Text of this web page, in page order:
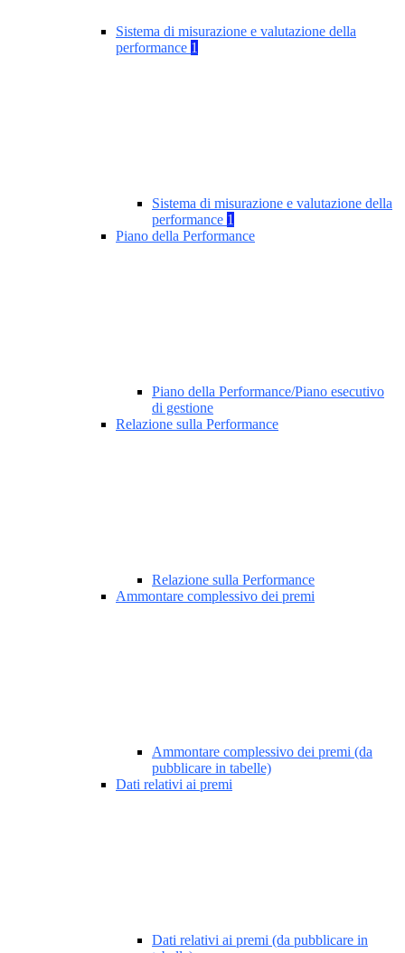
Sistema di misurazione e valutazione della
performance 1
Sistema di misurazione e valutazione della
performance 1
Piano della Performance
Piano della Performance/Piano esecutivo
di gestione
Relazione sulla Performance
Relazione sulla Performance
Ammontare complessivo dei premi
Ammontare complessivo dei premi (da
pubblicare in tabelle)
Dati relativi ai premi
Dati relativi ai premi (da pubblicare in